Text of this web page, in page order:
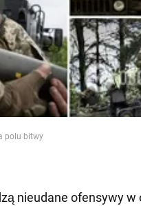
polu bitwy
nieudane ofensywy w